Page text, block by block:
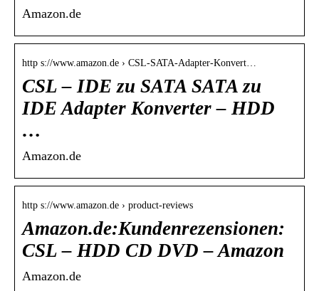
Amazon.de
http s://www.amazon.de › CSL-SATA-Adapter-Konvert…
CSL – IDE zu SATA SATA zu
IDE Adapter Konverter – HDD
…
Amazon.de
http s://www.amazon.de › product-reviews
Amazon.de:Kundenrezensionen:
CSL – HDD CD DVD – Amazon
Amazon.de